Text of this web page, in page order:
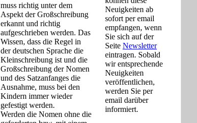
muss richtig unter dem
Aspekt der Großschreibung
erkannt und richtig
aufgeschrieben werden. Das
Wissen, dass die Regel in
der deutschen Sprache die
Kleinschreibung ist und die
Großschreibung der Nomen
und des Satzanfanges die
Ausnahme, muss bei den
Kindern immer wieder
gefestigt werden.
Werden die Nomen ohne die
Neuigkeiten ab
sofort per email
empfangen, wenn
Sie sich auf der
Seite Newsletter
eintragen. Sobald
wir entsprechende
Neuigkeiten
veröffentlichen,
werden Sie per
email darüber
informiert.